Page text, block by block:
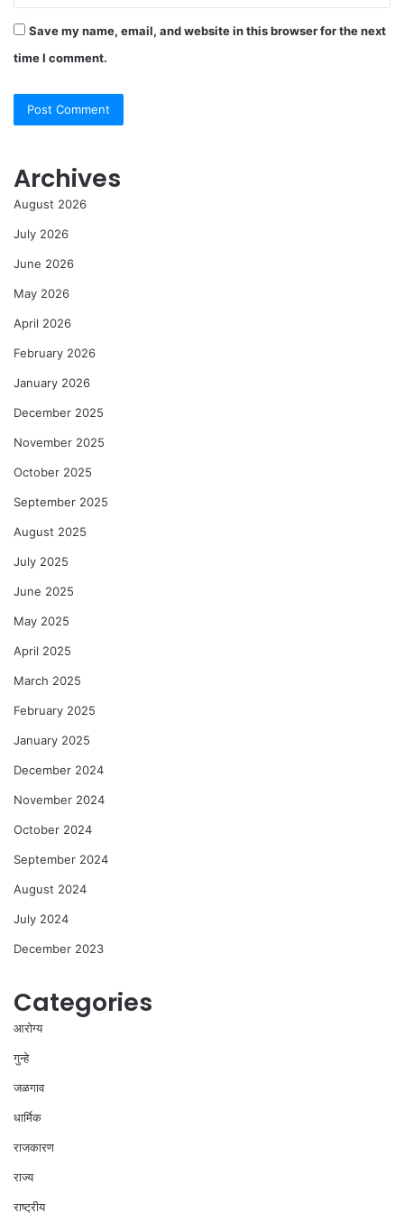
Save my name, email, and website in this browser for the next
time I comment.
Archives
August 2026
July 2026
June 2026
May 2026
April 2026
February 2026
January 2026
December 2025
November 2025
October 2025
September 2025
August 2025
July 2025
June 2025
May 2025
April 2025
March 2025
February 2025
January 2025
December 2024
November 2024
October 2024
September 2024
August 2024
July 2024
December 2023
Categories
आरोग्य
गुन्हे
जळगाव
धार्मिक
राजकारण
राज्य
राष्ट्रीय